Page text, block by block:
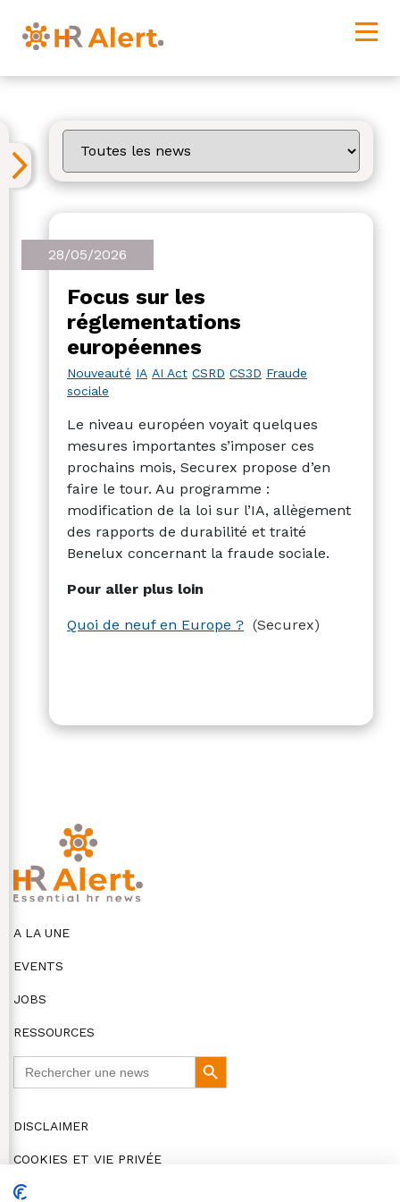
28/05/2026
Focus sur les
réglementations
européennes
Nouveauté IA AI Act CSRD CS3D Fraude
sociale
Le niveau européen voyait quelques
mesures importantes s’imposer ces
prochains mois, Securex propose d’en
faire le tour. Au programme :
modification de la loi sur l’IA, allègement
des rapports de durabilité et traité
Benelux concernant la fraude sociale.
Pour aller plus loin
Quoi de neuf en Europe ? (Securex)
A LA UNE
EVENTS
JOBS
RESSOURCES
Search
Button
DISCLAIMER
COOKIES ET VIE PRIVÉE